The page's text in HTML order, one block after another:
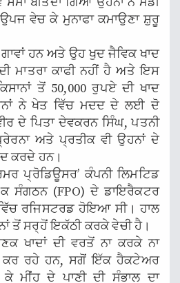
ਵੇਚ ਕੇ ਮੁਨਾਫਾ ਕਮਾਉਣਾ ਸ਼ੁਰੂ
ਗਾਵਾਂ ਹਨ ਅਤੇ ਉਹ ਖੁਦ ਜੈਵਿਕ ਖਾਦ
ਮਾਤਰਾ ਕਾਫੀ ਨਹੀਂ ਹੈ ਅਤੇ ਇਸ
ਤੋਂ 50,000 ਰੁਪਏ ਦੀ ਖਾਦ
ਨੇ ਖੇਤ ਵਿੱਚ ਮਦਦ ਦੇ ਲਈ ਦੋ
ਦੇ ਪਿਤਾ ਦੇਵਕਰਨ ਸਿੰਘ, ਪਤਨੀ
ਅਤੇ ਪ੍ਰਤੀਕ ਵੀ ਉਹਨਾਂ ਦੇ
ਕਰਦੇ ਹਨ।
ਪ੍ਰੋਡਿਊਸਰ’ ਕੰਪਨੀ ਲਿਮਟਿਡ
ਸੰਗਠਨ (FPO) ਦੇ ਡਾਇਰੈਕਟਰ
ਰਜਿਸਟਰਡ ਹੋਇਆ ਸੀ। ਹਾਲ
ਤੋਂ ਸਰ੍ਹੋਂ ਇਕੱਠੀ ਕਰਕੇ ਵੇਚੀ ਹੈ।
ਖਾਦਾਂ ਦੀ ਵਰਤੋਂ ਨਾ ਕਰਕੇ ਨਾ
ਕਰ ਰਹੇ ਹਨ, ਸਗੋਂ ਇੱਕ ਹੈਕਟੇਅਰ
ਮੀਂਹ ਦੇ ਪਾਣੀ ਦੀ ਸੰਭਾਲ ਦਾ